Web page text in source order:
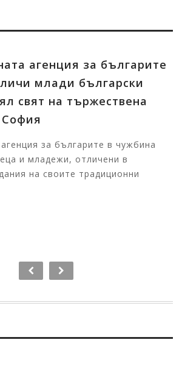
за българите
български
на тържествена
за българите в чужбина
отличени в
своите традиционни